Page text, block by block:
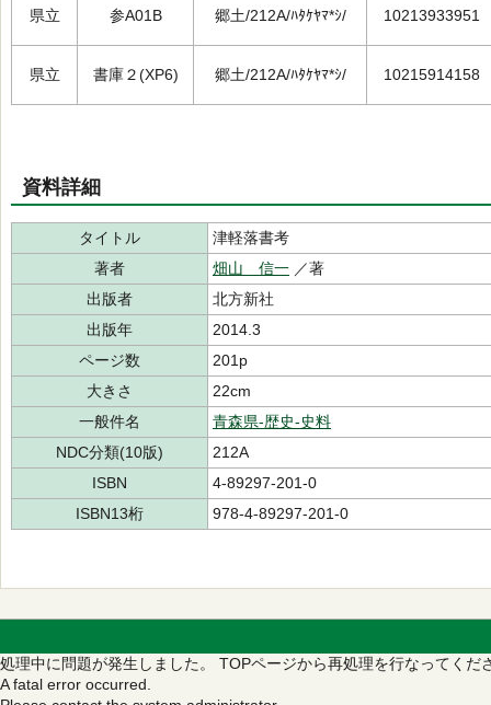
県立 参A01B 郷土/212A/ﾊﾀｹﾔﾏ*ｼ/ 10213933951
県立 書庫２(XP6) 郷土/212A/ﾊﾀｹﾔﾏ*ｼ/ 10215914158
資料詳細
タイトル
津軽落書考
著者
畑山 信一 ／著
出版者
北方新社
出版年
2014.3
ページ数
201p
大きさ
22cm
一般件名
青森県-歴史-史料
NDC分類(10版)
212A
ISBN
4-89297-201-0
ISBN13桁
978-4-89297-201-0
処理中に問題が発生しました。 TOPページから再処理を行なってくだ
A fatal error occurred.